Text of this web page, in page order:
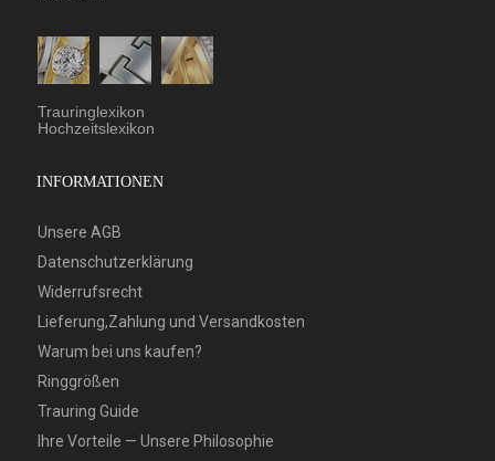
Trauringlexikon
Hochzeitslexikon
INFORMATIONEN
Unsere AGB
Datenschutzerklärung
Widerrufsrecht
Lieferung,Zahlung und Versandkosten
Warum bei uns kaufen?
Ringgrößen
Trauring Guide
Ihre Vorteile — Unsere Philosophie